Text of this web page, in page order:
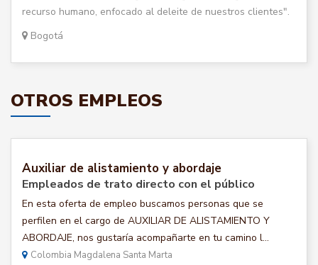
recurso humano, enfocado al deleite de nuestros clientes".
Bogotá
OTROS EMPLEOS
Auxiliar de alistamiento y abordaje
Empleados de trato directo con el público
En esta oferta de empleo buscamos personas que se
perfilen en el cargo de AUXILIAR DE ALISTAMIENTO Y
ABORDAJE, nos gustaría acompañarte en tu camino l...
Colombia Magdalena Santa Marta